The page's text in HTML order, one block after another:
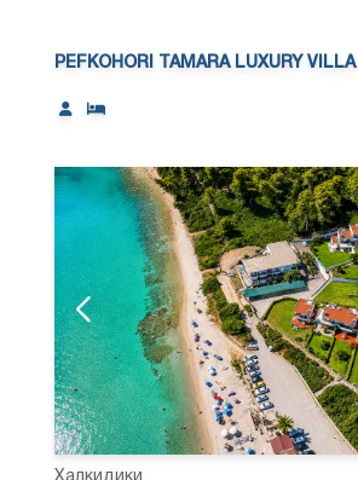
PEFKOHORI TAMARA LUXURY VILLA
Халкидики